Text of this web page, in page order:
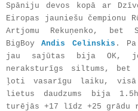
Spāniju devos kopā ar
Eiropas jauniešu čempionu
Artjomu Rekuņenko, bet
BigBoyAndis Celinskis .
jau sajūtas bija OK,
neraksturīgs siltums, bet
ļoti vasarīgu laiku, visā
lietus daudzums bija
turējās +17 līdz +25 grādu